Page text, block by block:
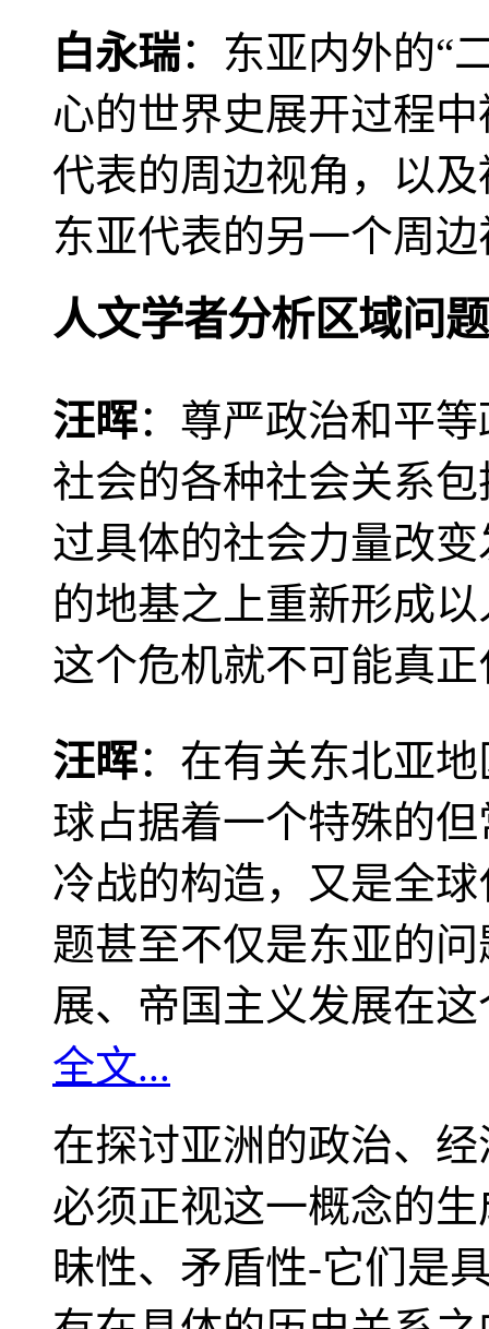
白永瑞：东亚内外的“
心的世界史展开过程
代表的周边视角，以
东亚代表的另一个周
人文学者分析区域问题
汪晖：尊严政治和平
社会的各种社会关系
过具体的社会力量改
的地基之上重新形成
这个危机就不可能真
汪晖：在有关东北亚
球占据着一个特殊的
冷战的构造，又是全
题甚至不仅是东亚的
展、帝国主义发展在
全文...
在探讨亚洲的政治、
必须正视这一概念的
昧性、矛盾性-它们是